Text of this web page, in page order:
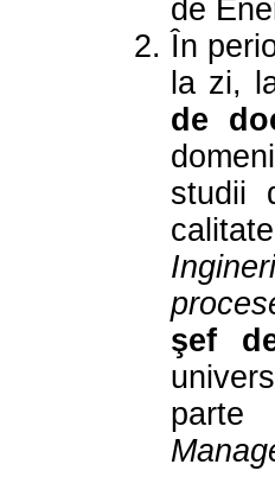
de
În
la zi,
de
studii
şef